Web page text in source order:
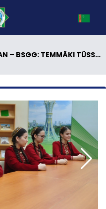
GARŞY BILELIKDÄKI IŞLERINE BAGYŞLANAN OKUW SAPAGY